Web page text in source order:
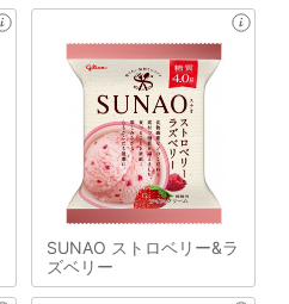
SUNAO ストロベリー&ラ
ズベリー